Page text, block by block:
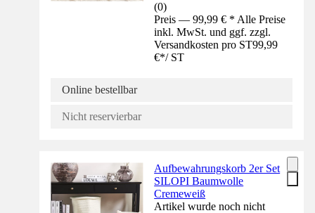
(0)
Preis — 99,99 € * Alle Preise
inkl. MwSt. und ggf. zzgl.
Versandkosten pro ST99,99
€*/ ST
Online bestellbar
Nicht reservierbar
Aufbewahrungskorb 2er Set
SILOPI Baumwolle
Cremeweiß
Artikel wurde noch nicht